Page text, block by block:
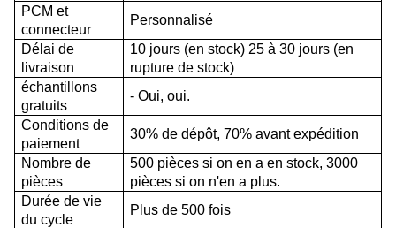
PCM et
connecteur
Personnalisé
Délai de
livraison
10 jours (en stock) 25 à 30 jours (en
rupture de stock)
échantillons
gratuits
- Oui, oui.
Conditions de
paiement
30% de dépôt, 70% avant expédition
Nombre de
pièces
500 pièces si on en a en stock, 3000
pièces si on n'en a plus.
Durée de vie
du cycle
Plus de 500 fois